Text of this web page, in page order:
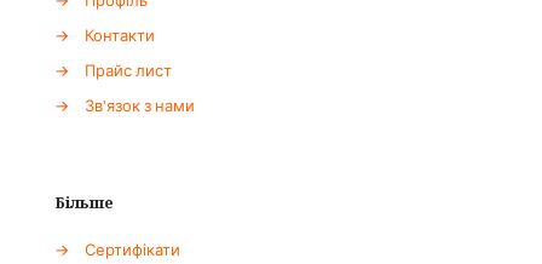
→
Контакти
→
Прайс лист
→
Зв'язок з нами
Більше
→
Сертифікати